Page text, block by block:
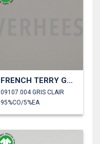
FRENCH TERRY GOTS
09107.004 GRIS CLAIR
95%CO/5%EA